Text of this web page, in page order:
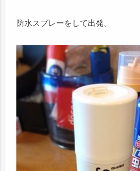
防水スプレーをして出発。